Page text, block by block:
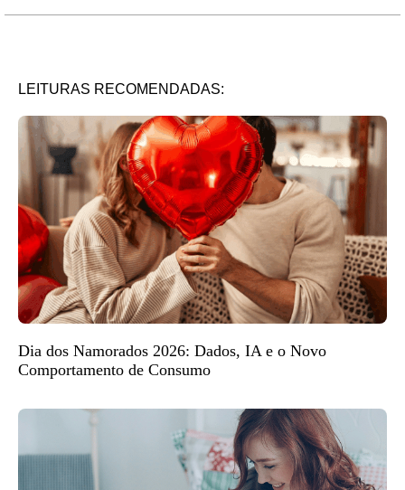
LEITURAS RECOMENDADAS:
Dia dos Namorados 2026: Dados, IA e o Novo
Comportamento de Consumo